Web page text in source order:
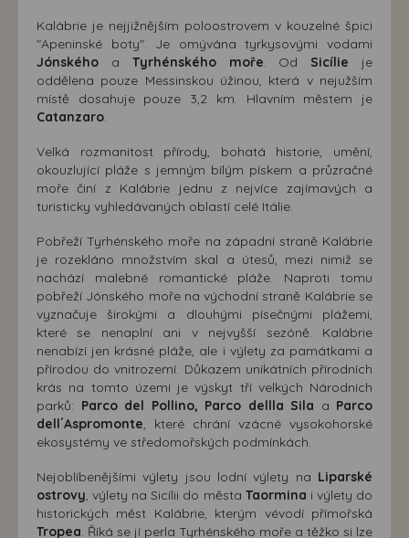
Kalábrie je nejjižnějším poloostrovem v kouzelné špici
"Apeninské boty". Je omývána tyrkysovými vodami
Jónského a Tyrhénského moře. Od Sicílie je
oddělena pouze Messinskou úžinou, která v nejužším
místě dosahuje pouze 3,2 km. Hlavním městem je
Catanzaro.
Velká rozmanitost přírody, bohatá historie, umění,
okouzlující pláže s jemným bílým pískem a průzračné
moře činí z Kalábrie jednu z nejvíce zajímavých a
turisticky vyhledávaných oblastí celé Itálie.
Pobřeží Tyrhénského moře na západní straně Kalábrie
je rozekláno množstvím skal a útesů, mezi nimiž se
nachází malebné romantické pláže. Naproti tomu
pobřeží Jónského moře na východní straně Kalábrie se
vyznačuje širokými a dlouhými písečnými plážemi,
které se nenaplní ani v nejvyšší sezóně. Kalábrie
nenabízí jen krásné pláže, ale i výlety za památkami a
přírodou do vnitrozemí. Důkazem unikátních přírodních
krás na tomto území je výskyt tří velkých Národních
parků: Parco del Pollino, Parco dellla Sila a Parco
dell´Aspromonte, které chrání vzácné vysokohorské
ekosystémy ve středomořských podmínkách.
Nejoblíbenějšími výlety jsou lodní výlety na Liparské
ostrovy, výlety na Sicílii do města Taormina i výlety do
historických měst Kalábrie, kterým vévodí přímořská
Tropea. Říká se jí perla Tyrhénského moře a těžko si lze